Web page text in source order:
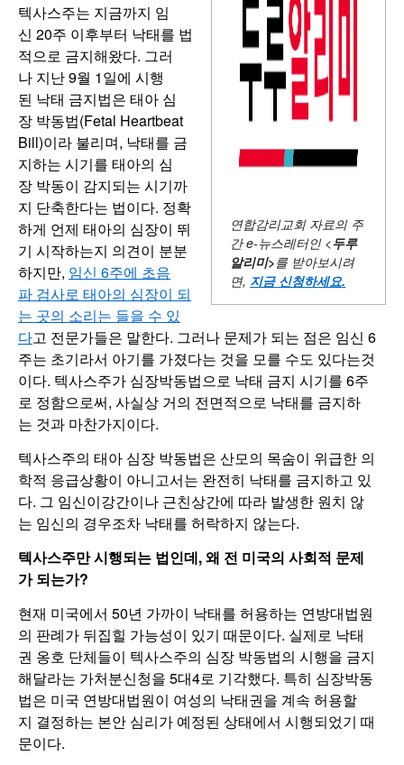
연합감리교회 자료의 주
간e-뉴스레터인 <두루
알리미>를 받아보시려
면, 지금 신청하세요.
텍사스주는 지금까지 임
신 20주 이후부터 낙태를 법
적으로 금지해왔다. 그러
나 지난 9월 1일에 시행
된 낙태 금지법은 태아 심
장 박동법(Fetal Heartbeat
Bill)이라 불리며, 낙태를 금
지하는 시기를 태아의 심
장 박동이 감지되는 시기까
지 단축한다는 법이다. 정확
하게 언제 태아의 심장이 뛰
기 시작하는지 의견이 분분
하지만, 임신 6주에 초음
파 검사로 태아의 심장이 되
는 곳의 소리는 들을 수 있
다고 전문가들은 말한다. 그러나 문제가 되는 점은 임신 6
주는 초기라서 아기를 가졌다는 것을 모를 수도 있다는것
이다. 텍사스주가 심장박동법으로 낙태 금지 시기를 6주
로 정함으로써, 사실상 거의 전면적으로 낙태를 금지하
는 것과 마찬가지이다.
텍사스주의 태아 심장 박동법은 산모의 목숨이 위급한 의
학적 응급상황이 아니고서는 완전히 낙태를 금지하고 있
다. 그 임신이강간이나 근친상간에 따라 발생한 원치 않
는 임신의 경우조차 낙태를 허락하지 않는다.
텍사스주만 시행되는 법인데, 왜 전 미국의 사회적 문제
가 되는가?
현재 미국에서 50년 가까이 낙태를 허용하는 연방대법원
의 판례가 뒤집힐 가능성이 있기 때문이다. 실제로 낙태
권 옹호 단체들이 텍사스주의 심장 박동법의 시행을 금지
해달라는 가처분신청을 5대4로 기각했다. 특히 심장박동
법은 미국 연방대법원이 여성의 낙태권을 계속 허용할
지 결정하는 본안 심리가 예정된 상태에서 시행되었기 때
문이다.